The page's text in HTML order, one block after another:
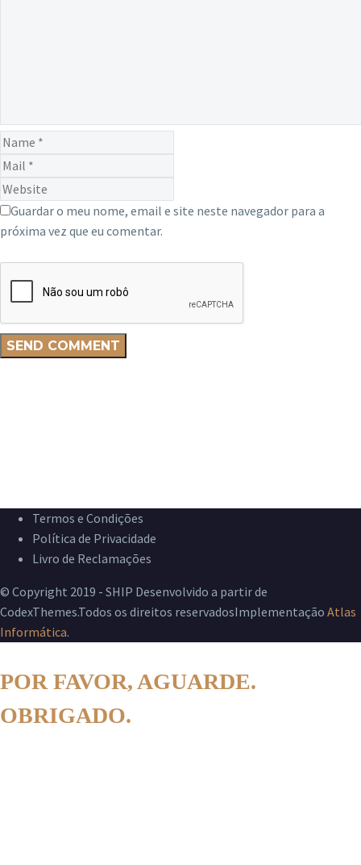
Guardar o meu nome, email e site neste navegador para a
próxima vez que eu comentar.
SEND COMMENT
Termos e Condições
Política de Privacidade
Livro de Reclamações
© Copyright 2019 - SHIP Desenvolvido a partir de
CodexThemes.Todos os direitos reservadosImplementação Atlas
Informática.
POR FAVOR, AGUARDE.
OBRIGADO.